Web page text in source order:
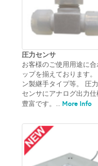
圧力センサ
お客様のご使用用途に
ップを揃えております
ン製継手タイプ等。 圧
センサにアナログ出力
豊富です。... More Info